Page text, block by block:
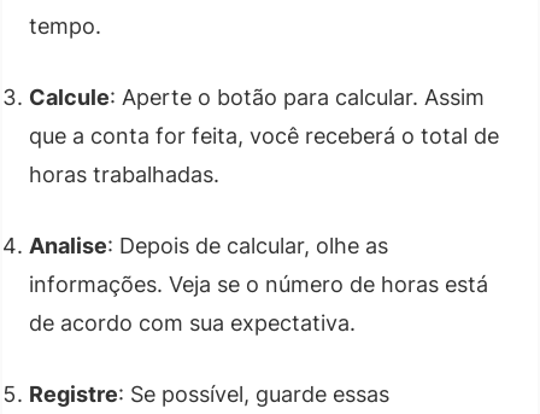
tempo.
Calcule: Aperte o botão para calcular. Assim
que a conta for feita, você receberá o total de
horas trabalhadas.
Analise: Depois de calcular, olhe as
informações. Veja se o número de horas está
de acordo com sua expectativa.
Registre: Se possível, guarde essas